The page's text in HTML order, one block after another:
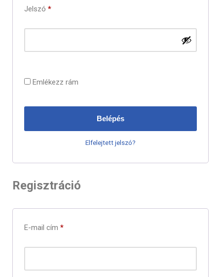
Jelszó *
Emlékezz rám
Belépés
Elfelejtett jelszó?
Regisztráció
E-mail cím *